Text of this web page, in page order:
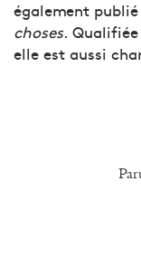
également
choses.
elle est aussi